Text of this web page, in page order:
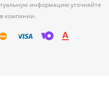
информацию уточняйте
компании.